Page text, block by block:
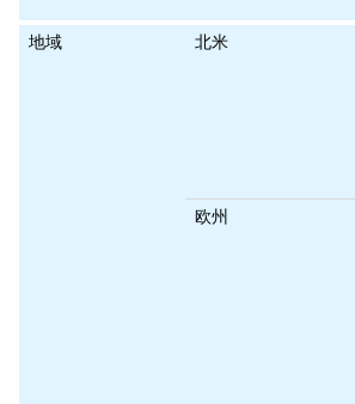
地域 北米
欧州